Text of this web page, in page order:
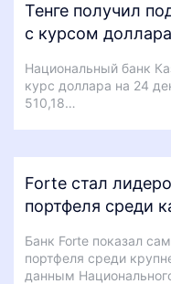
Тенге получил
с курсом доллара
Национальный банк
курс доллара на 24
510,18…
Forte стал
портфеля среди
Банк Forte показал
портфеля среди
данным